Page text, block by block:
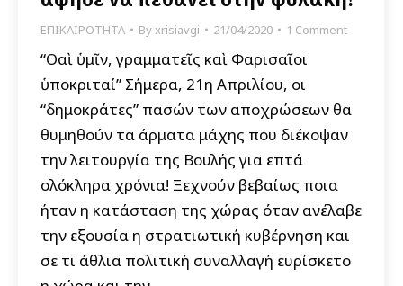
ΕΠΙΚΑΙΡΟΤΗΤΑ Byxrisiavgi 21/04/2020 1 Comment
“Οὐαὶ ὑμῖν, γραμματεῖς καὶ Φαρισαῖοι
ὑποκριταί” Σήμερα, 21η Απριλίου, οι
“δημοκράτες” πασών των αποχρώσεων θα
θυμηθούν τα άρματα μάχης που διέκοψαν
την λειτουργία της Βουλής για επτά
ολόκληρα χρόνια! Ξεχνούν βεβαίως ποια
ήταν η κατάσταση της χώρας όταν ανέλαβε
την εξουσία η στρατιωτική κυβέρνηση και
σε τι άθλια πολιτική συναλλαγή ευρίσκετο